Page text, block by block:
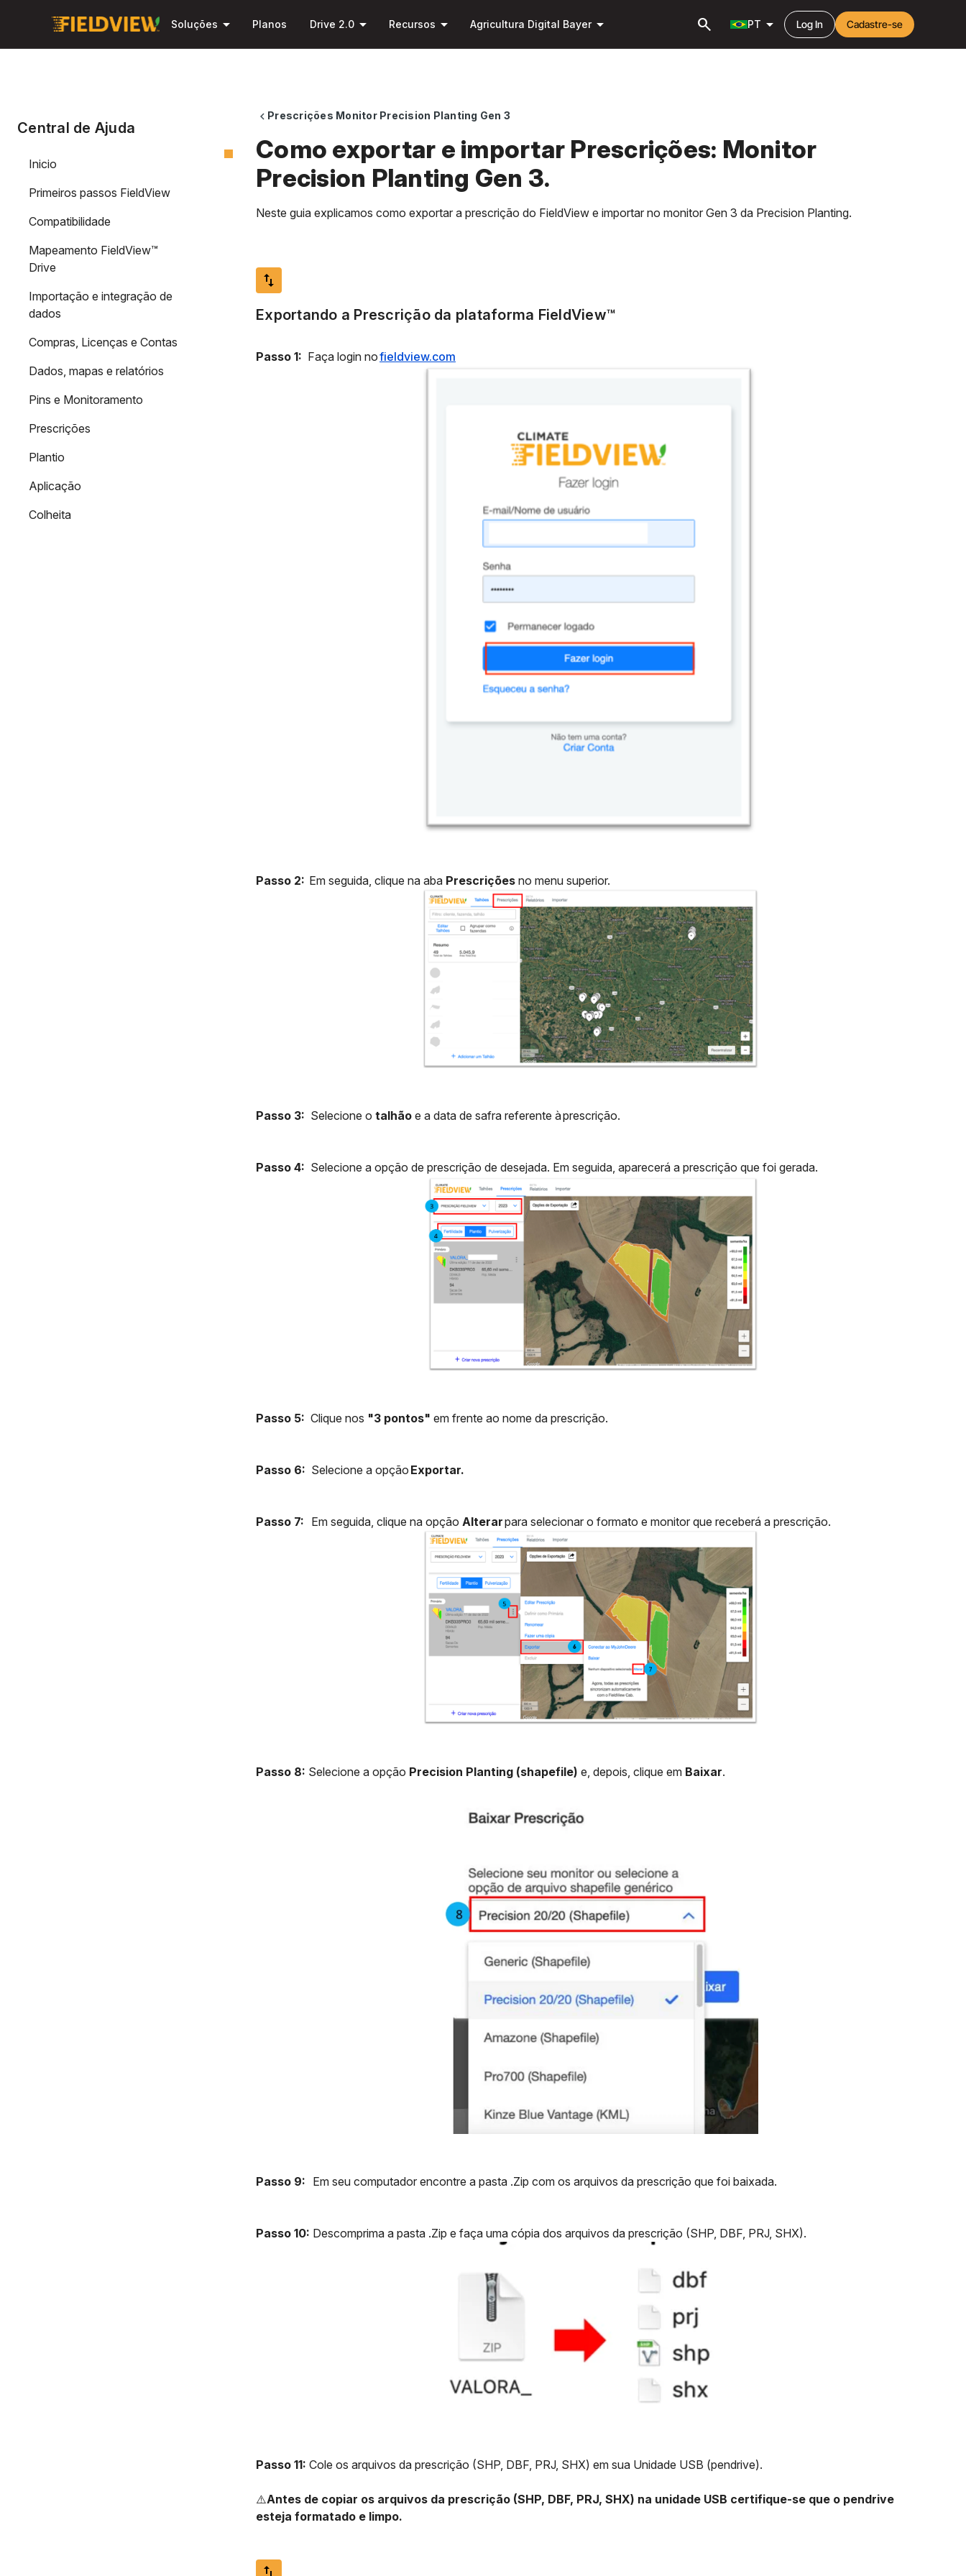
para o
principal
Soluções arrow_drop_down Planos Drive 2.0 arrow_drop_down Recursos arrow_drop_down Agricultura Digital Bayerarrow_drop_down search PT arrow_drop_down Log In Cadastre-se
Central de Ajuda
Inicio
Primeiros passos FieldView
Compatibilidade
Mapeamento FieldView™
Drive
Importação e integração de
dados
Compras, Licenças e Contas
Dados, mapas e relatórios
Pins e Monitoramento
Prescrições
Plantio
Aplicação
Colheita
chevron_leftPrescrições Monitor Precision Planting Gen 3
Como exportar e importar Prescrições: Monitor
Precision Planting Gen 3.
Neste guia explicamos como exportar a prescrição do FieldView e importar no monitor Gen 3 da Precision Planting.
import_export
Exportando a Prescrição da plataforma FieldView™
Passo 1: Faça login nofieldview.com
Passo 2: Em seguida, clique na aba Prescrições no menu superior.
Passo 3: Selecione o talhão e a data de safra referente à prescrição.
Passo 4: Selecione a opção de prescrição de desejada. Em seguida, aparecerá a prescrição que foi gerada.
Passo 5: Clique nos "3 pontos" em frente ao nome da prescrição.
Passo 6: Selecione a opção Exportar.
Passo 7: Em seguida, clique na opção Alterarpara selecionar o formato e monitor que receberá a prescrição.
Passo 8: Selecione a opção Precision Planting (shapefile) e, depois, clique em Baixar.
Passo 9: Em seu computador encontre a pasta .Zip com os arquivos da prescrição que foi baixada.
Passo 10: Descomprima a pasta .Zip e faça uma cópia dos arquivos da prescrição (SHP, DBF, PRJ, SHX).
Passo 11: Cole os arquivos da prescrição (SHP, DBF, PRJ, SHX) em sua Unidade USB (pendrive).
⚠️Antes de copiar os arquivos da prescrição (SHP, DBF, PRJ, SHX) na unidade USB certifique-se que o pendrive
esteja formatado e limpo.